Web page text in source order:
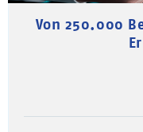
Von 250.000